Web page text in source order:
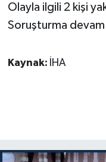
Olayla ilgili 2 kişi
Soruşturma
Kaynak: İHA